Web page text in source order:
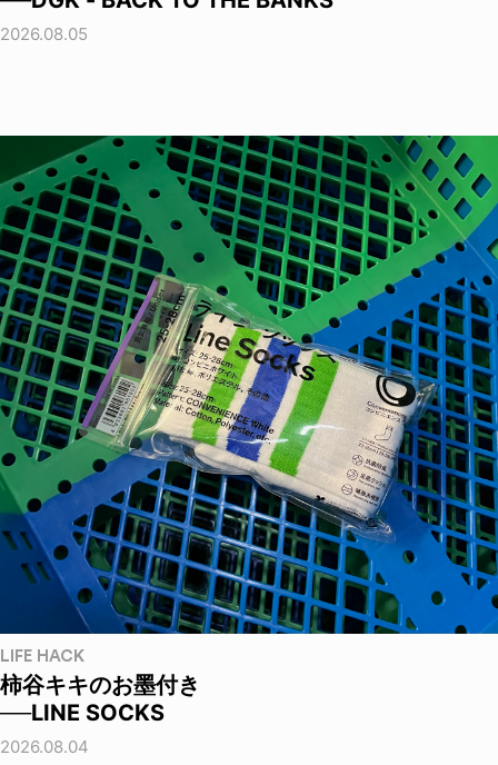
2026.08.05
LIFE HACK
柿谷キキのお墨付き
──LINE SOCKS
2026.08.04